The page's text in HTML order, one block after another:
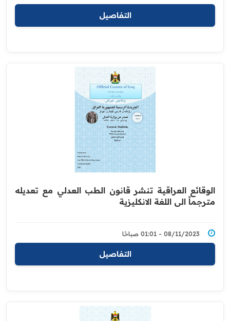
التفاصيل
الوقائع العراقية تنشر قانون الطب العدلي مع تعديله
مترجماً الى اللغة الانكليزية
08/11/2023 - 01:01 صباحًا
التفاصيل